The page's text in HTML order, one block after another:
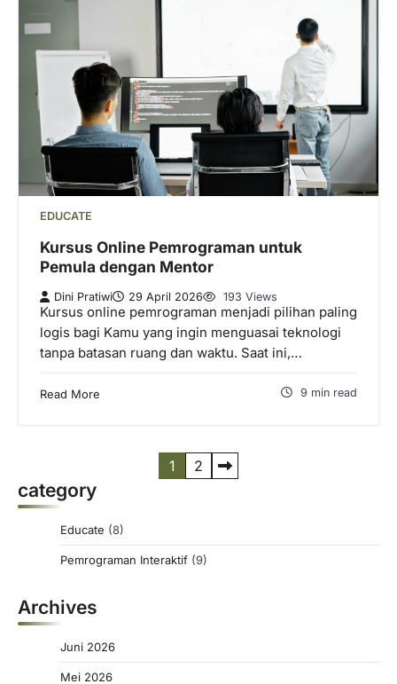
EDUCATE
Kursus Online Pemrograman untuk
Pemula dengan Mentor
Dini Pratiwi 29 April 2026 193 Views
Kursus online pemrograman menjadi pilihan paling
logis bagi Kamu yang ingin menguasai teknologi
tanpa batasan ruang dan waktu. Saat ini,…
Read More 9 min read
a
a
s
1 2
category
Educate (8)
Pemrograman Interaktif (9)
Archives
Juni 2026
Mei 2026